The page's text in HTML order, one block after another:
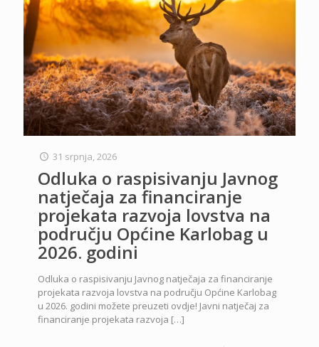
31 srpnja, 2026
Odluka o raspisivanju Javnog
natječaja za financiranje
projekata razvoja lovstva na
području Općine Karlobag u
2026. godini
Odluka o raspisivanju Javnog natječaja za financiranje
projekata razvoja lovstva na području Općine Karlobag
u 2026. godini možete preuzeti ovdje! Javni natječaj za
financiranje projekata razvoja […]